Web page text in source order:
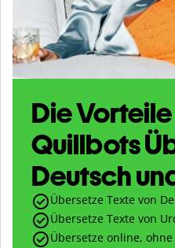
Die
Quillbots
Deutsch
Übersetze Texte von
Übersetze Texte von
Übersetze online,